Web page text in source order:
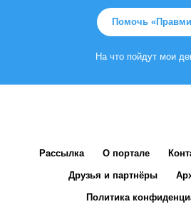
Помочь
На что пойдут мои
Рассылка О портале
Друзья и партнёры
Политика